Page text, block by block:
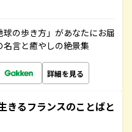
の歩き方」があなたにお届
言と癒やしの絶景集
詳細を見る
きるフランスのことばと